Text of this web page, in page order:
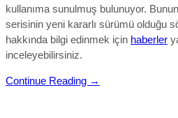
kullanıma sunulmuş bulunuyor.
serisinin yeni kararlı sürümü olduğu
hakkında bilgi edinmek için haberler
inceleyebilirsiniz.
Continue Reading →